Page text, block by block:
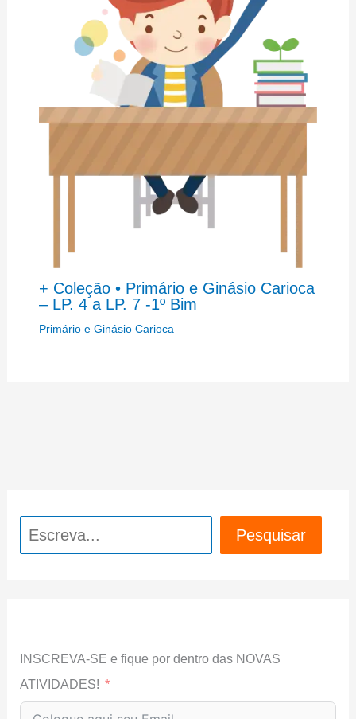
+ Coleção • Primário e Ginásio Carioca
– LP. 4 a LP. 7 -1º Bim
Primário e Ginásio Carioca
Pesquisar Pesquisar
INSCREVA-SE e fique por dentro das NOVAS
ATIVIDADES!